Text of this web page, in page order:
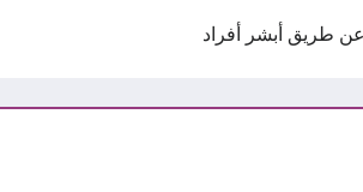
طريق أبشر أفراد